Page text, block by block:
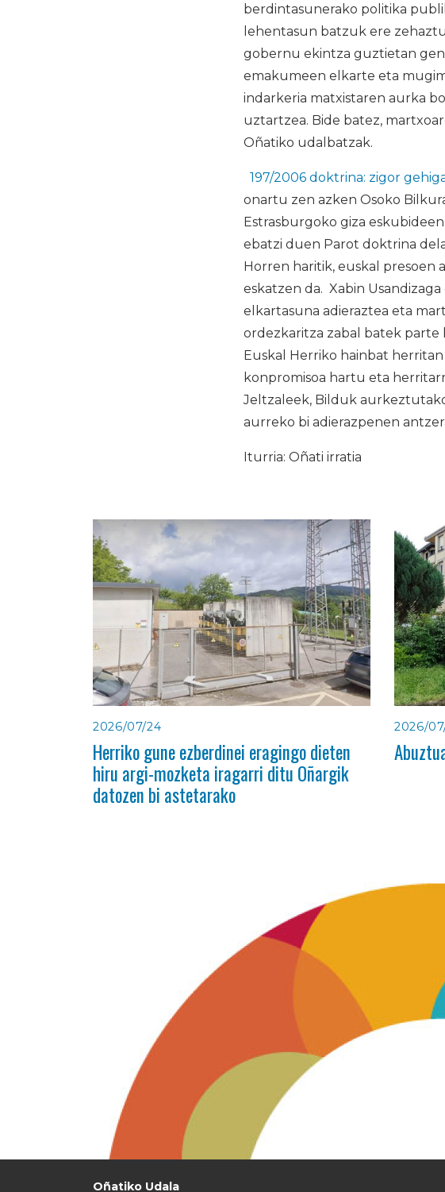
berdintasunerako politika
lehentasun batzuk ere
gobernu ekintza guztietan
emakumeen elkarte eta
indarkeria matxistaren aurka
uztartzea. Bide batez,
Oñatiko udalbatzak.
197/2006 doktrina: zigor
onartu zen azken Osoko
Estrasburgoko giza
ebatzi duen Parot doktrina
Horren haritik, euskal presoen
eskatzen da. Xabin
elkartasuna adieraztea eta
ordezkaritza zabal batek parte
Euskal Herriko hainbat
konpromisoa hartu eta
Jeltzaleek, Bilduk
aurreko bi adierazpenen
Iturria: Oñati irratia
2026/07/24
Herriko gune ezberdinei eragingo dieten
hiru argi-mozketa iragarri ditu Oñargik
datozen bi astetarako
2026/
Oñatiko Udala